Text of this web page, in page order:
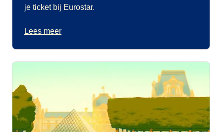
je ticket bij Eurostar.
Lees meer